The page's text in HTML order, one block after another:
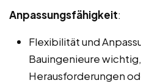
Anpassungsfähigkeit:
Flexibilität und
Bauingenieure
Herausforderungen